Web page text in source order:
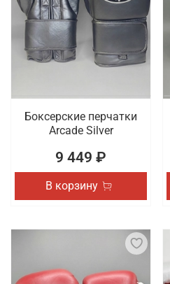
Боксерские перчатки
Arcade Silver
9 449 ₽
В корзину